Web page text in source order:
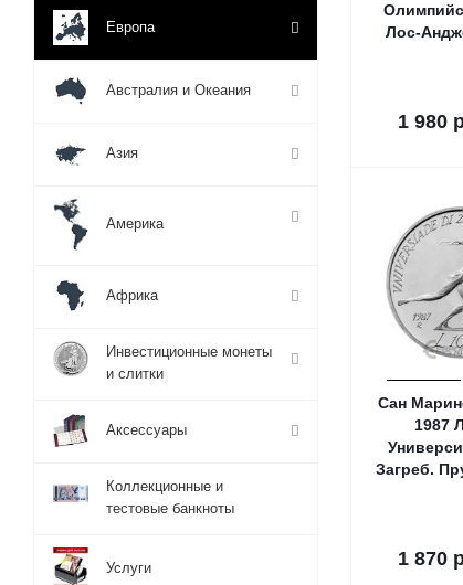
Лос-
1 980
Сан
1987
Загреб.
1 870
Европа
Австралия и Океания
Азия
Америка
Африка
Инвестиционные монеты
и слитки
Аксессуары
Коллекционные и
тестовые банкноты
Услуги